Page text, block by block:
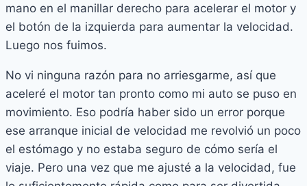
mano en el manillar derecho para acelerar el motor y
el botón de la izquierda para aumentar la velocidad.
Luego nos fuimos.
No vi ninguna razón para no arriesgarme, así que
aceleré el motor tan pronto como mi auto se puso en
movimiento. Eso podría haber sido un error porque
ese arranque inicial de velocidad me revolvió un poco
el estómago y no estaba seguro de cómo sería el
viaje. Pero una vez que me ajusté a la velocidad, fue